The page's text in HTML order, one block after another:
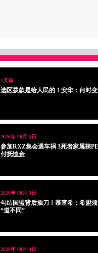
1天前
选区拨款是给人民的！安华：何时
2026年 08月 5日
参加RXZ集会遇车祸 3死者家属获
付抚恤金
2026年 08月 3日
勾结国盟背后插刀！慕查希：希盟
“道不同”
2026年 08月 4日